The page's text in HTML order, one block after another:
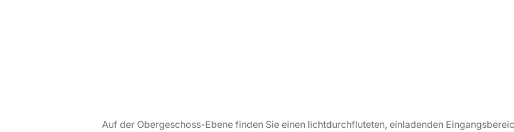
Auf der Obergeschoss-Ebene finden Sie einen lichtdurchfluteten, einladenden